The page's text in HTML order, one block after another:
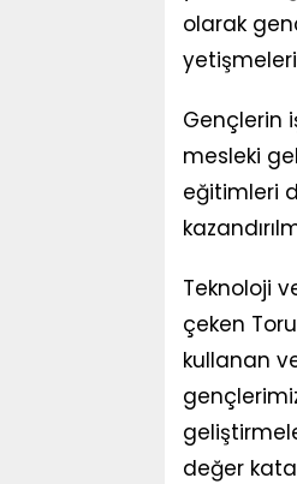
olarak
yetişmeleri
Gençlerin
mesleki
eğitimleri
Teknoloji
çeken
kullanan
değer